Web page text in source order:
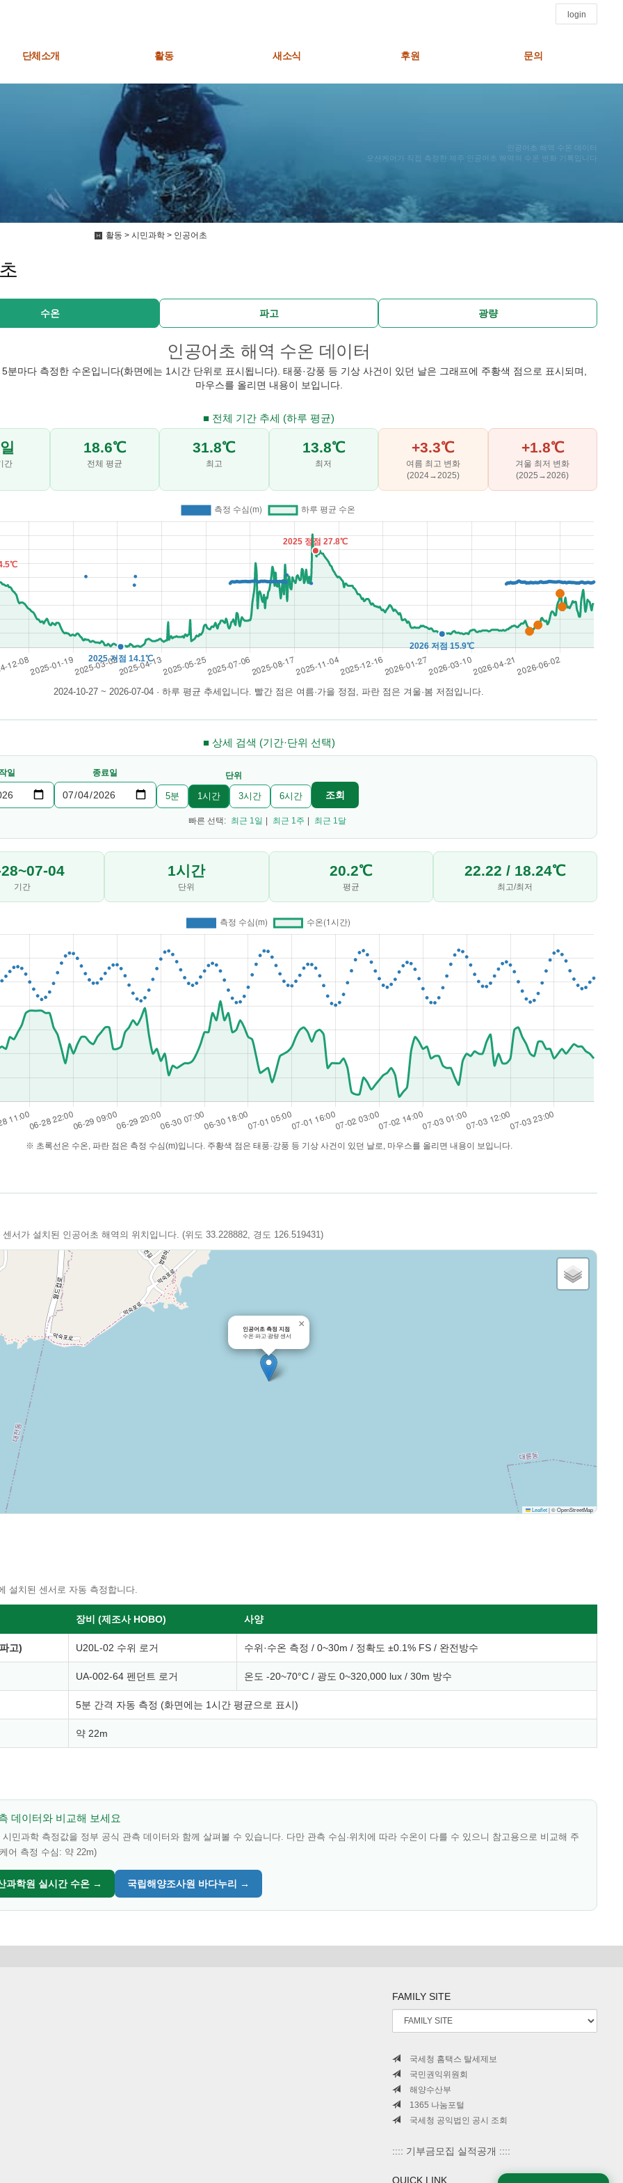
login
단체소개 활동 새소식 후원 문의
인공어초 해역 수온 데이터
오션케어가 직접 측정한 제주 인공어초 해역의 수온 변화 기록입니다
활동 > 시민과학 > 인공어초
수온 파고 광량
인공어초 해역 수온 데이터
분마다 측정한 수온입니다(화면에는 1시간 단위로 표시됩니다). 태풍·강풍 등 기상 사건이 있던 날은 그래프에 주황색 점으로 표시되며,
마우스를 올리면 내용이 보입니다.
■ 전체 기간 추세 (하루 평균)
간
18.6℃
전체 평균
31.8℃
최고
13.8℃
최저
+3.3℃
여름 최고 변화
(2024→2025)
+1.8℃
겨울 최저 변화
(2025→2026)
2024-10-27 ~ 2026-07-04 · 하루 평균 추세입니다. 빨간 점은 여름·가을 정점, 파란 점은 겨울·봄 저점입니다.
■ 상세 검색 (기간·단위 선택)
일 종료일 단위
5분 1시간 3시간 6시간 조회
빠른 선택: 최근 1일 최근 1주 최근 1달
04
기간
1시간
단위
20.2℃
평균
22.22 / 18.24℃
최고/최저
※ 초록선은 수온, 파란 점은 측정 수심(m)입니다. 주황색 점은 태풍·강풍 등 기상 사건이 있던 날로, 마우스를 올리면 내용이 보입니다.
센서가 설치된 인공어초 해역의 위치입니다. (위도 33.228882, 경도 126.519431)
인공어초 측정 지점
수온·파고·광량 센서
×
Leaflet|© OpenStreetMap
설치된 센서로 자동 측정합니다.
장비 (제조사 HOBO) 사양
고) U20L-02 수위 로거 수위·수온 측정 / 0~30m / 정확도 ±0.1% FS / 완전방수
UA-002-64 펜던트 로거 온도 -20~70°C / 광도 0~320,000 lux / 30m 방수
5분 간격 자동 측정 (화면에는 1시간 평균으로 표시)
약 22m
데이터와 비교해 보세요
시민과학 측정값을 정부 공식 관측 데이터와 함께 살펴볼 수 있습니다. 다만 관측 수심·위치에 따라 수온이 다를 수 있으니 참고용으로 비교해 주
어 측정 수심: 약 22m)
과학원 실시간 수온 → 국립해양조사원 바다누리 →
FAMILY SITE
국세청 홈택스 탈세제보
국민권익위원회
해양수산부
1365 나눔포털
국세청 공익법인 공시 조회
:::: 기부금모집 실적공개 ::::
QUICK LINK